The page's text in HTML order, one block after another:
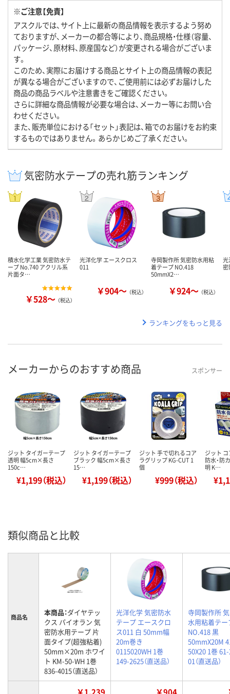
※ご注意【免責】
アスクルでは、サイト上に最新の商品情報を表示するよう努め
ておりますが、メーカーの都合等により、商品規格・仕様（容量、
パッケージ、原材料、原産国など）が変更される場合がございま
す。
このため、実際にお届けする商品とサイト上の商品情報の表記
が異なる場合がございますので、ご使用前には必ずお届けした
商品の商品ラベルや注意書きをご確認ください。
さらに詳細な商品情報が必要な場合は、メーカー等にお問い合
わせください。
また、販売単位における「セット」表記は、箱でのお届けをお約束
するものではありません。あらかじめご了承ください。
気密防水テープの売れ筋ランキング
積水化学工業 気密防水テ
ープ No.740 アクリル系
片面タ…
￥528～ （税込）
光洋化学 エースクロス
011
￥904～ （税込）
寺岡製作所 気密防水用粘
着テープ NO.418
50mmX2…
￥924～ （税込）
光
密
ランキングをもっと見る
メーカーからのおすすめ商品 スポンサー
ジット タイガーテープ
透明 幅5cm×長さ
150c…
¥1,199（税込）
ジット タイガーテープ
ブラック 幅5cm×長さ
15…
¥1,199（税込）
ジット 手で切れるコア
ラグリップ KG-CUT 1
個
¥999（税込）
ジット
防水・防
明 K…
類似商品と比較
商品名 本商品：ダイヤテッ
クス パイオラン 気
密防水用テープ 片
面タイプ(超強粘着)
50mm×20m ホワイ
ト KM-50-WH 1巻
836-4015（直送品）
光洋化学 気密防水
テープ エースクロ
ス011 白 50mm幅
20m巻き
0115020WH 1巻
149-2625（直送品）
寺岡製作所
水用粘着テー
NO.418 黒
50mmX20M
50X20 1巻
01（直送品）
￥1,239 ￥904